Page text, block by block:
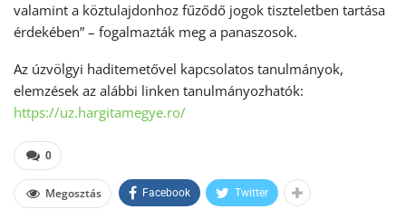
valamint a köztulajdonhoz fűződő jogok tiszteletben tartása
érdekében” – fogalmazták meg a panaszosok.
Az úzvölgyi haditemetővel kapcsolatos tanulmányok,
elemzések az alábbi linken tanulmányozhatók:
https://uz.hargitamegye.ro/
0
Megosztás Facebook Twitter